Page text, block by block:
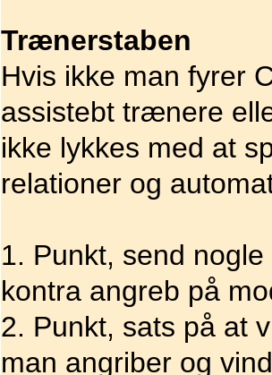
Trænerstaben
Hvis ikke man fyrer
assistebt trænere
ikke lykkes med at
relationer og
1. Punkt, send
kontra angreb på
2. Punkt, sats på at
man angriber og